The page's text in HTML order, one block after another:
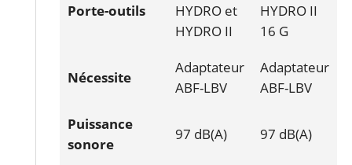
Porte-outils
HYDRO et
HYDRO II
HYDRO II
16 G
Nécessite
Adaptateur
ABF-LBV
Adaptateur
ABF-LBV
Puissance
sonore
97 dB(A) 97 dB(A)